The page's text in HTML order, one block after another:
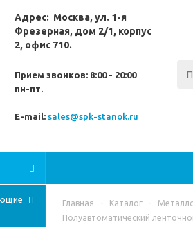
Адрес: Москва, ул. 1-я
Фрезерная, дом 2/1, корпус
2, офис 710.
Прием звонков: 8:00 - 20:00
пн-пт.
E-mail: sales@spk-stanok.ru
Главная - Каталог -
Полуавтоматический